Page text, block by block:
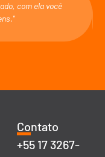
com ela você
Contato
+55 17 3267-